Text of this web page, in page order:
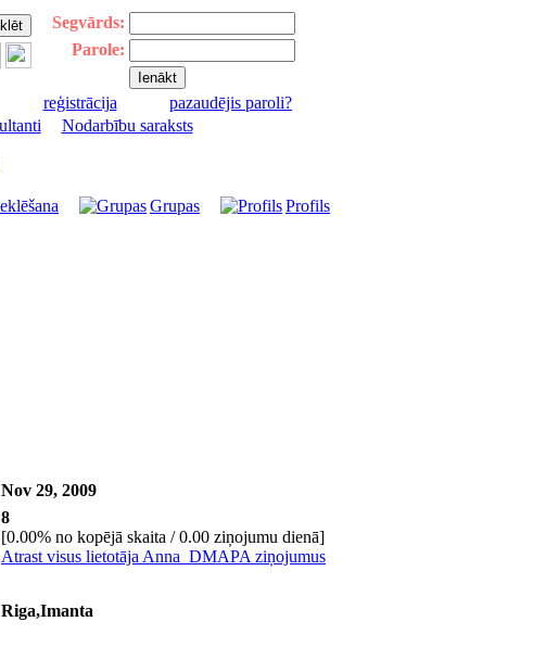
Segvārds:
Parole:
reģistrācija
pazaudējis paroli?
Nodarbību saraksts
Grupas Profils
Nov 29, 2009
8
[0.00% no kopējā skaita / 0.00 ziņojumu dienā]
Atrast visus lietotāja Anna_DMAPA ziņojumus
Riga,Imanta